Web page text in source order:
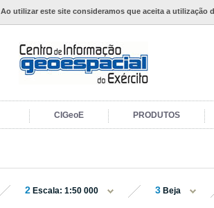
Ao utilizar este site consideramos que aceita a utilização
CIGeoE PRODUTOS
2 Escala: 1:50 000 3 Beja